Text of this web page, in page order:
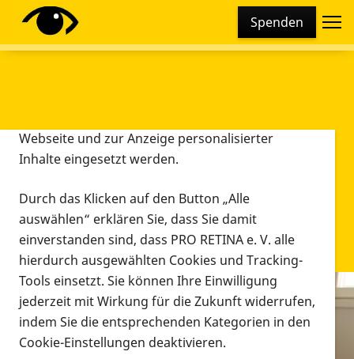
Spenden
Infomaterial
Infomaterial
Diese Webseite setzt verschiedene Cookies und
Tracking-Tools ein. Dies beinhaltet Cookies und
Webseite und zur Anzeige personalisierter
Inhalte eingesetzt werden.
Durch das Klicken auf den Button „Alle
auswählen“ erklären Sie, dass Sie damit
einverstanden sind, dass PRO RETINA e. V. alle
hierdurch ausgewählten Cookies und Tracking-
Tools einsetzt. Sie können Ihre Einwilligung
jederzeit mit Wirkung für die Zukunft widerrufen,
indem Sie die entsprechenden Kategorien in den
Cookie-Einstellungen deaktivieren.